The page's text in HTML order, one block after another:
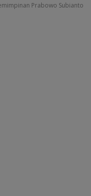
Prabowo Subianto